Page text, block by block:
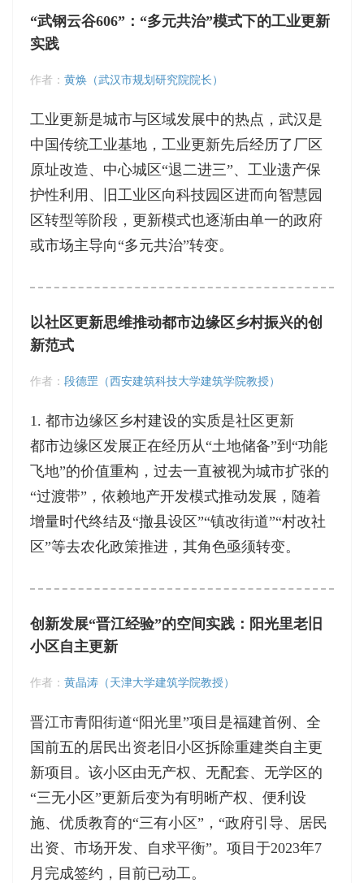
“武钢云谷606”：“多元共治”模式下的工业更新
实践
作者： 黄焕（武汉市规划研究院院长）
工业更新是城市与区域发展中的热点，武汉是
中国传统工业基地，工业更新先后经历了厂区
原址改造、中心城区“退二进三”、工业遗产保
护性利用、旧工业区向科技园区进而向智慧园
区转型等阶段，更新模式也逐渐由单一的政府
或市场主导向“多元共治”转变。
以社区更新思维推动都市边缘区乡村振兴的创
新范式
作者： 段德罡（西安建筑科技大学建筑学院教授）
1. 都市边缘区乡村建设的实质是社区更新
都市边缘区发展正在经历从“土地储备”到“功能
飞地”的价值重构，过去一直被视为城市扩张的
“过渡带”，依赖地产开发模式推动发展，随着
增量时代终结及“撤县设区”“镇改街道”“村改社
区”等去农化政策推进，其角色亟须转变。
创新发展“晋江经验”的空间实践：阳光里老旧
小区自主更新
作者： 黄晶涛（天津大学建筑学院教授）
晋江市青阳街道“阳光里”项目是福建首例、全
国前五的居民出资老旧小区拆除重建类自主更
新项目。该小区由无产权、无配套、无学区的
“三无小区”更新后变为有明晰产权、便利设
施、优质教育的“三有小区”，“政府引导、居民
出资、市场开发、自求平衡”。项目于2023年7
月完成签约，目前已动工。